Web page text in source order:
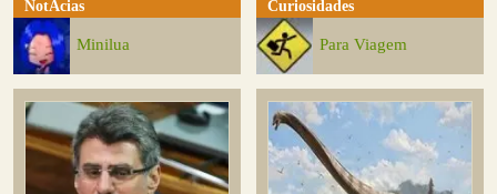
NotÃ­cias
Minilua
Curiosidades
Para Viagem